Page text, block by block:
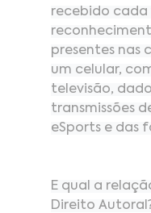
recebido cada
presentes nas
um celular,
televisão,
transmissões
eSports e das
E qual a
Direito